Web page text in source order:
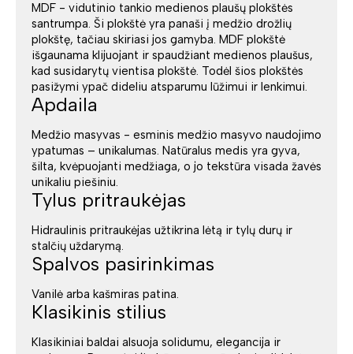
MDF - vidutinio tankio medienos plaušų plokštės
santrumpa. Ši plokštė yra panaši į medžio drožlių
plokštę, tačiau skiriasi jos gamyba. MDF plokštė
išgaunama klijuojant ir spaudžiant medienos plaušus,
kad susidarytų vientisa plokštė. Todėl šios plokštės
pasižymi ypač dideliu atsparumu lūžimui ir lenkimui.
Apdaila
Medžio masyvas - esminis medžio masyvo naudojimo
ypatumas – unikalumas. Natūralus medis yra gyva,
šilta, kvėpuojanti medžiaga, o jo tekstūra visada žavės
unikaliu piešiniu.
Tylus pritraukėjas
Hidraulinis pritraukėjas užtikrina lėtą ir tylų durų ir
stalčių uždarymą.
Spalvos pasirinkimas
Vanilė arba kašmiras patina.
Klasikinis stilius
Klasikiniai baldai alsuoja solidumu, elegancija ir